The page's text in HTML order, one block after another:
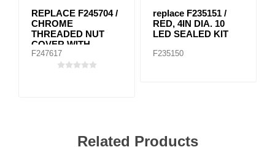
REPLACE F245704 /
CHROME
THREADED NUT
COVER WITH
FLANGE 33MM
F247617
replace F235151 /
RED, 4IN DIA. 10
LED SEALED KIT
F235150
Related Products